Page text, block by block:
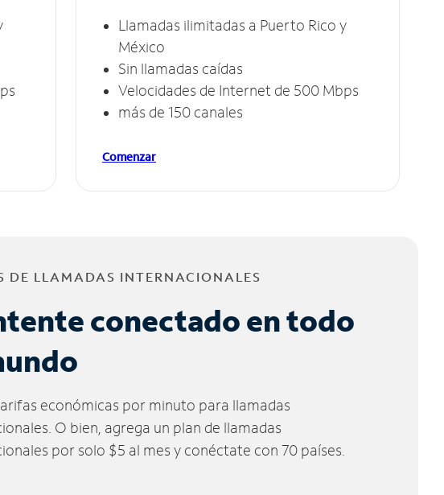
Llamadas ilimitadas a Puerto Rico y
México
Sin llamadas caídas
Velocidades de Internet de 500 Mbps
más de 150 canales
Comenzar
DE LLAMADAS INTERNACIONALES
conectado en todo
económicas por minuto para llamadas
O bien, agrega un plan de llamadas
por solo $5 al mes y conéctate con 70 países.